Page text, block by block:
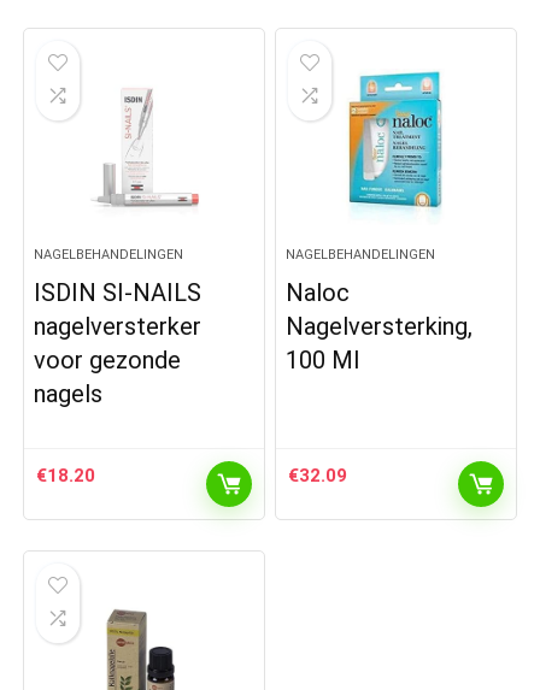
NAGELBEHANDELINGEN
ISDIN SI-NAILS
nagelversterker
voor gezonde
nagels
€18.20
NAGELBEHANDELINGEN
Naloc
Nagelversterking,
100 Ml
€32.09